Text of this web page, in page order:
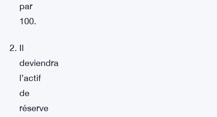
par
100.
Il
deviendra
l’actif
de
réserve